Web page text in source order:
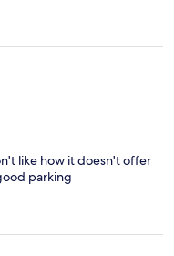
like how it doesn't offer
parking